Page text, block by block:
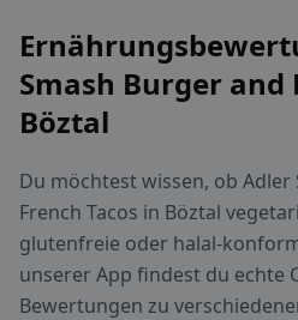
Smash Burger and
Böztal
Du möchtest wissen, ob Adler
French Tacos in Böztal
glutenfreie oder halal-
unserer App findest du echte
Bewertungen zu